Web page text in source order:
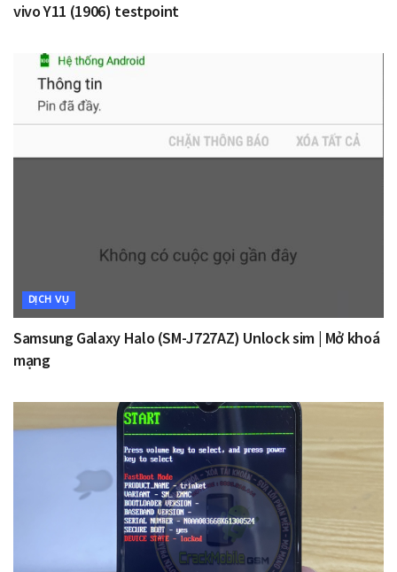
vivo Y11 (1906) testpoint
DỊCH VỤ
Samsung Galaxy Halo (SM-J727AZ) Unlock sim | Mở khoá
mạng